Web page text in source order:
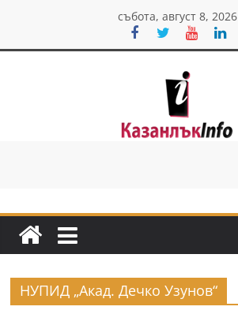
content
събота, август 8, 2026
Казанлък
Н
в
и
н
НУПИД „Акад. Дечко Узунов“